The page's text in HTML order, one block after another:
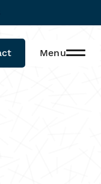
Menu